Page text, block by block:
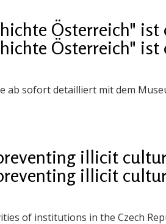
Österreich" ist
Österreich" ist
ab sofort detailliert mit dem
illicit
illicit
of institutions in the Czech